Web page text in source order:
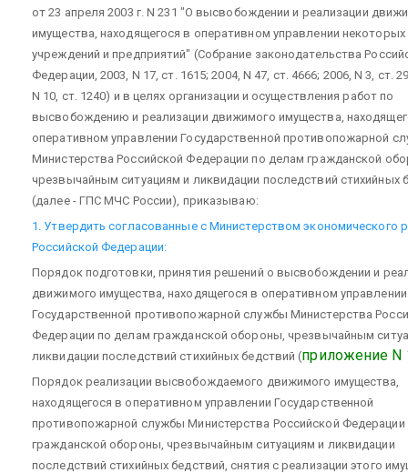
от 23 апреля 2003 г. N 231 "О высвобождении и реализации
имущества, находящегося в оперативном управлении некоторых
учреждений и предприятий" (Собрание законодательства
Федерации, 2003, N 17, ст. 1615; 2004, N 47, ст. 4666; 2006, N 3, ст.
N 10, ст. 1240) и в целях организации и осуществления работ по
высвобождению и реализации движимого имущества,
оперативном управлении Государственной противопожарной
Министерства Российской Федерации по делам гражданской
чрезвычайным ситуациям и ликвидации последствий стихийных
(далее - ГПС МЧС России), приказываю:
1. Утвердить согласованные с Министерством экономического
Российской Федерации:
Порядок подготовки, принятия решений о высвобождении и
движимого имущества, находящегося в оперативном управлении
Государственной противопожарной службы Министерства
Федерации по делам гражданской обороны, чрезвычайным
ликвидации последствий стихийных бедствий (приложение N
Порядок реализации высвобождаемого движимого имущества,
находящегося в оперативном управлении Государственной
противопожарной службы Министерства Российской
гражданской обороны, чрезвычайным ситуациям и ликвидации
последствий стихийных бедствий, снятия с реализации этого